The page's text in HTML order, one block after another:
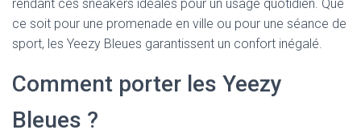
rendant ces sneakers idéales pour un usage quotidien. Que
ce soit pour une promenade en ville ou pour une séance de
sport, les Yeezy Bleues garantissent un confort inégalé.
Comment porter les Yeezy
Bleues ?